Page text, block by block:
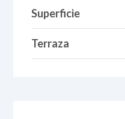
Superficie
Terraza